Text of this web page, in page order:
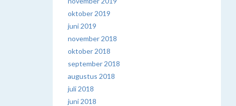
oktober 2019
juni 2019
november 2018
oktober 2018
september 2018
augustus 2018
juli 2018
juni 2018